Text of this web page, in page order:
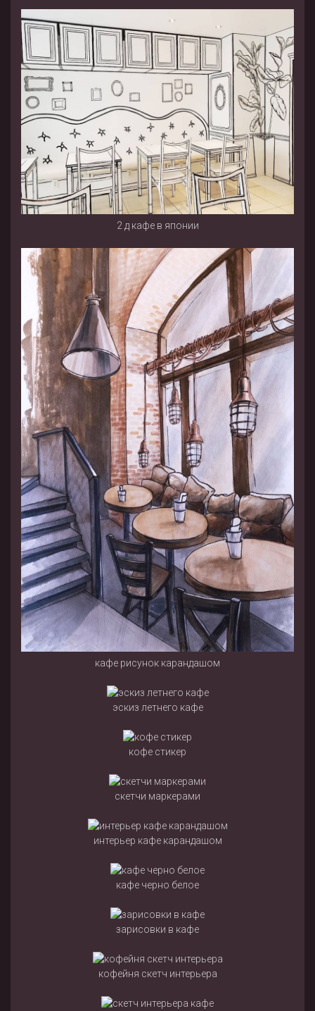
2 д кафе в японии
кафе рисунок карандашом
эскиз летнего кафе
кофе стикер
скетчи маркерами
интерьер кафе карандашом
кафе черно белое
зарисовки в кафе
кофейня скетч интерьера